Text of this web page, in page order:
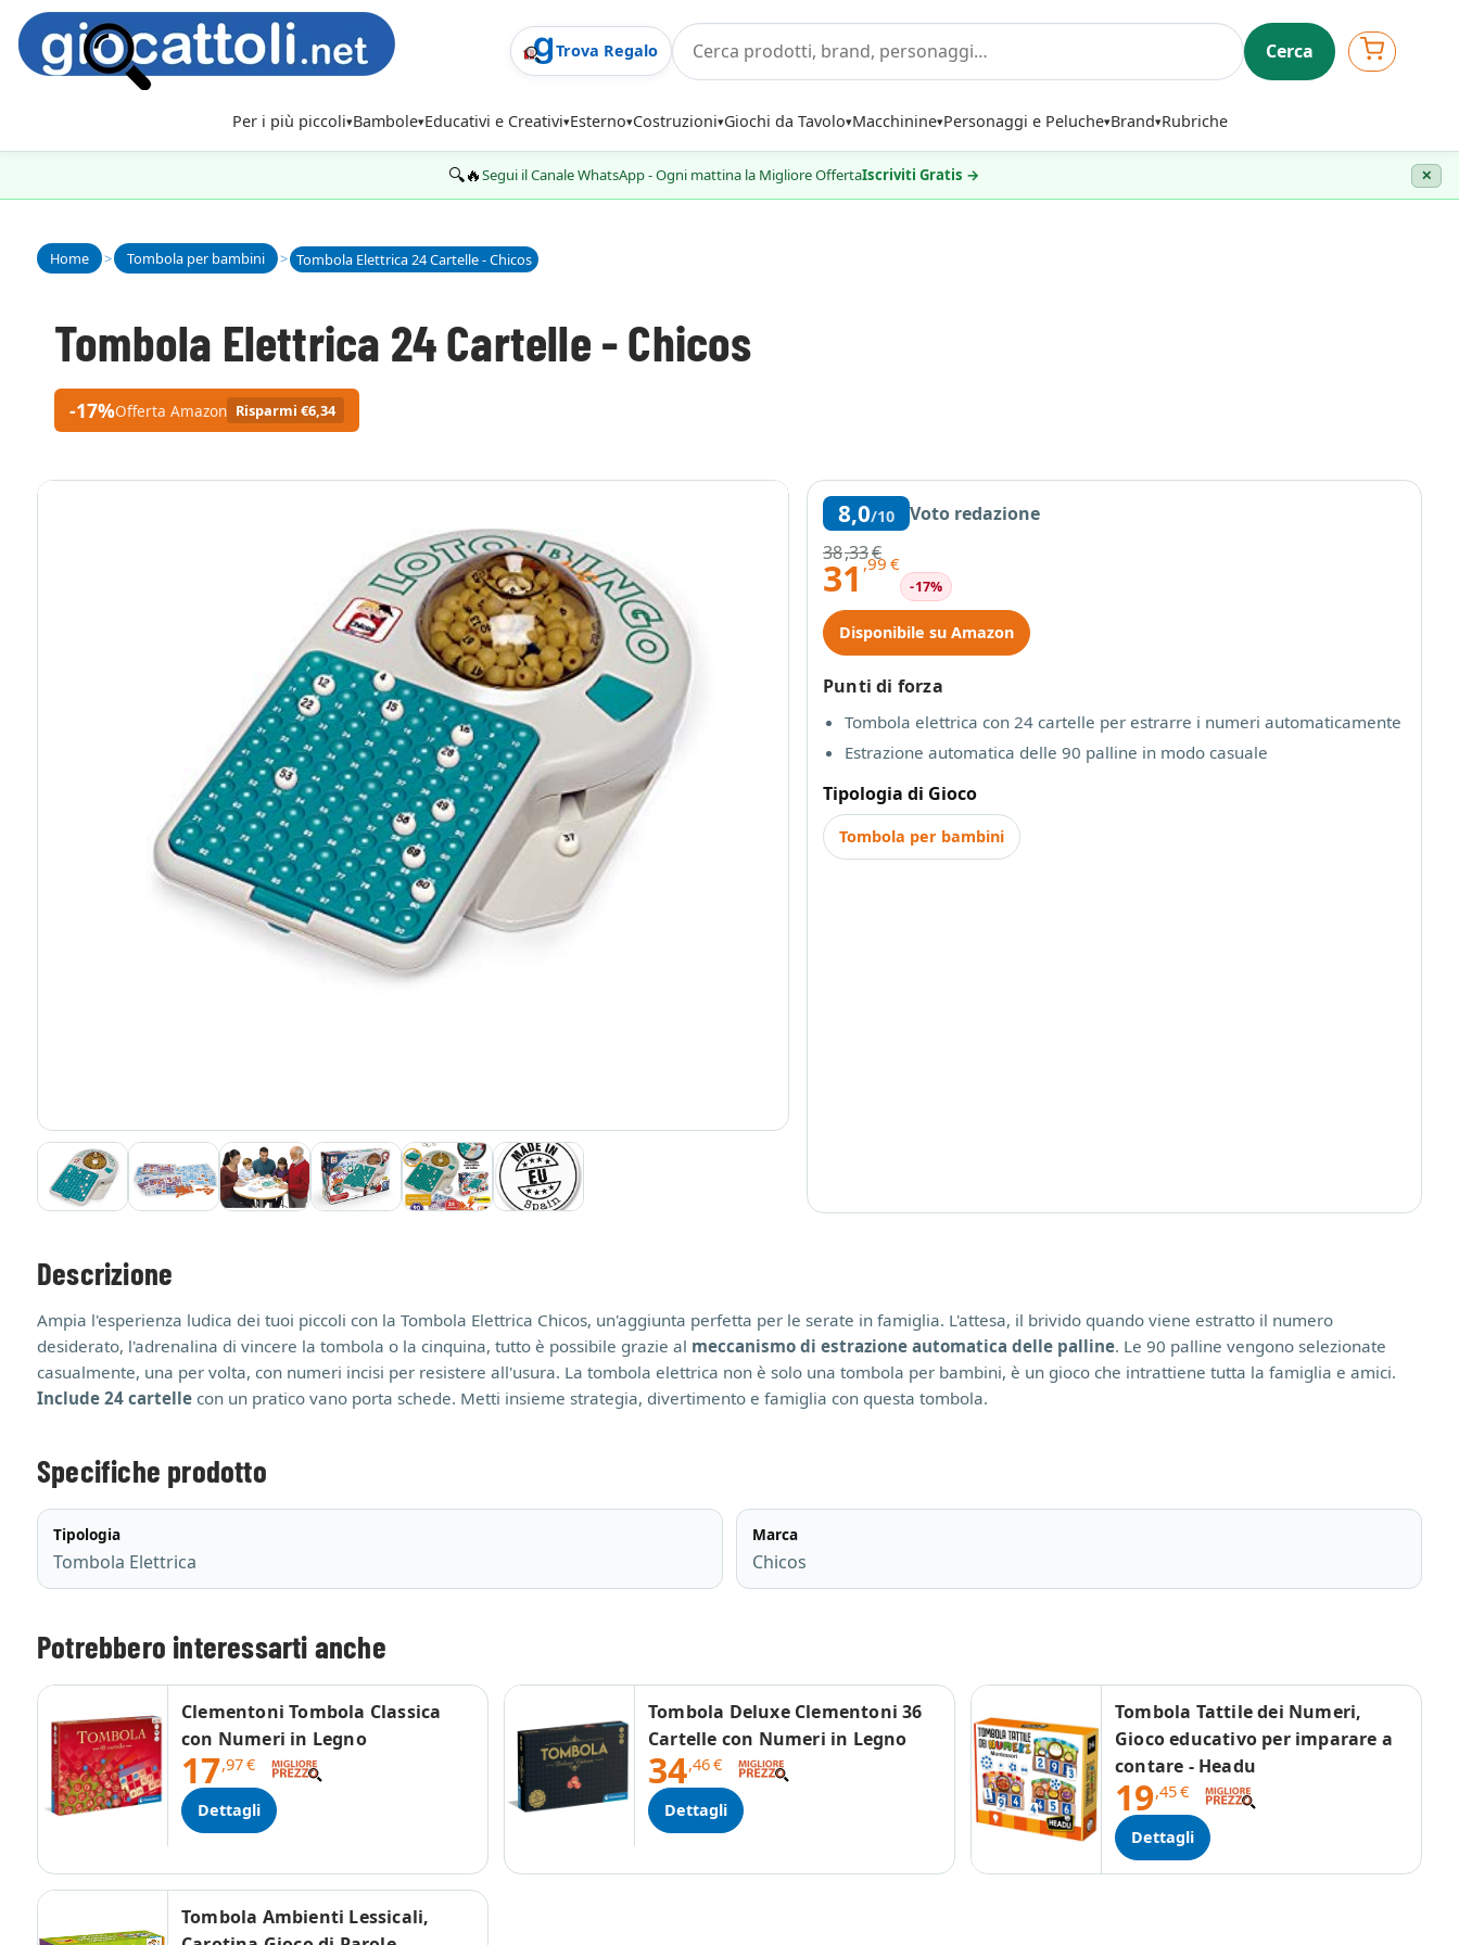
Per i più piccoli Bambole Educativi e Creativi Esterno Costruzioni Giochi da Tavolo Macchinine Personaggi e Peluche Brand Rubriche
Trova Regalo Cerca
🔍🔥Segui il Canale WhatsApp - Ogni mattina la Migliore OffertaIscriviti Gratis → ✕
Home > Tombola per bambini > Tombola Elettrica 24 Cartelle - Chicos
Tombola Elettrica 24 Cartelle - Chicos
-17%Offerta Amazon Risparmi €6,34
8,0/10
Voto redazione
38,33€
31 ,99 €
-17%
Disponibile su Amazon
Punti di forza
Tombola elettrica con 24 cartelle per estrarre i numeri automaticamente
Estrazione automatica delle 90 palline in modo casuale
Tipologia di Gioco
Tombola per bambini
Descrizione
Ampia l'esperienza ludica dei tuoi piccoli con la Tombola Elettrica Chicos, un'aggiunta perfetta per le serate in famiglia. L'attesa, il brivido quando viene estratto il numero
desiderato, l'adrenalina di vincere la tombola o la cinquina, tutto è possibile grazie al meccanismo di estrazione automatica delle palline. Le 90 palline vengono selezionate
casualmente, una per volta, con numeri incisi per resistere all'usura. La tombola elettrica non è solo una tombola per bambini, è un gioco che intrattiene tutta la famiglia e amici.
Include 24 cartelle con un pratico vano porta schede. Metti insieme strategia, divertimento e famiglia con questa tombola.
Specifiche prodotto
Tipologia
Tombola Elettrica
Marca
Chicos
Potrebbero interessarti anche
Clementoni Tombola Classica
con Numeri in Legno
17,97€
Dettagli
Tombola Deluxe Clementoni 36
Cartelle con Numeri in Legno
34,46€
Dettagli
Tombola Tattile dei Numeri,
Gioco educativo per imparare a
contare - Headu
19,45€
Dettagli
Tombola Ambienti Lessicali,